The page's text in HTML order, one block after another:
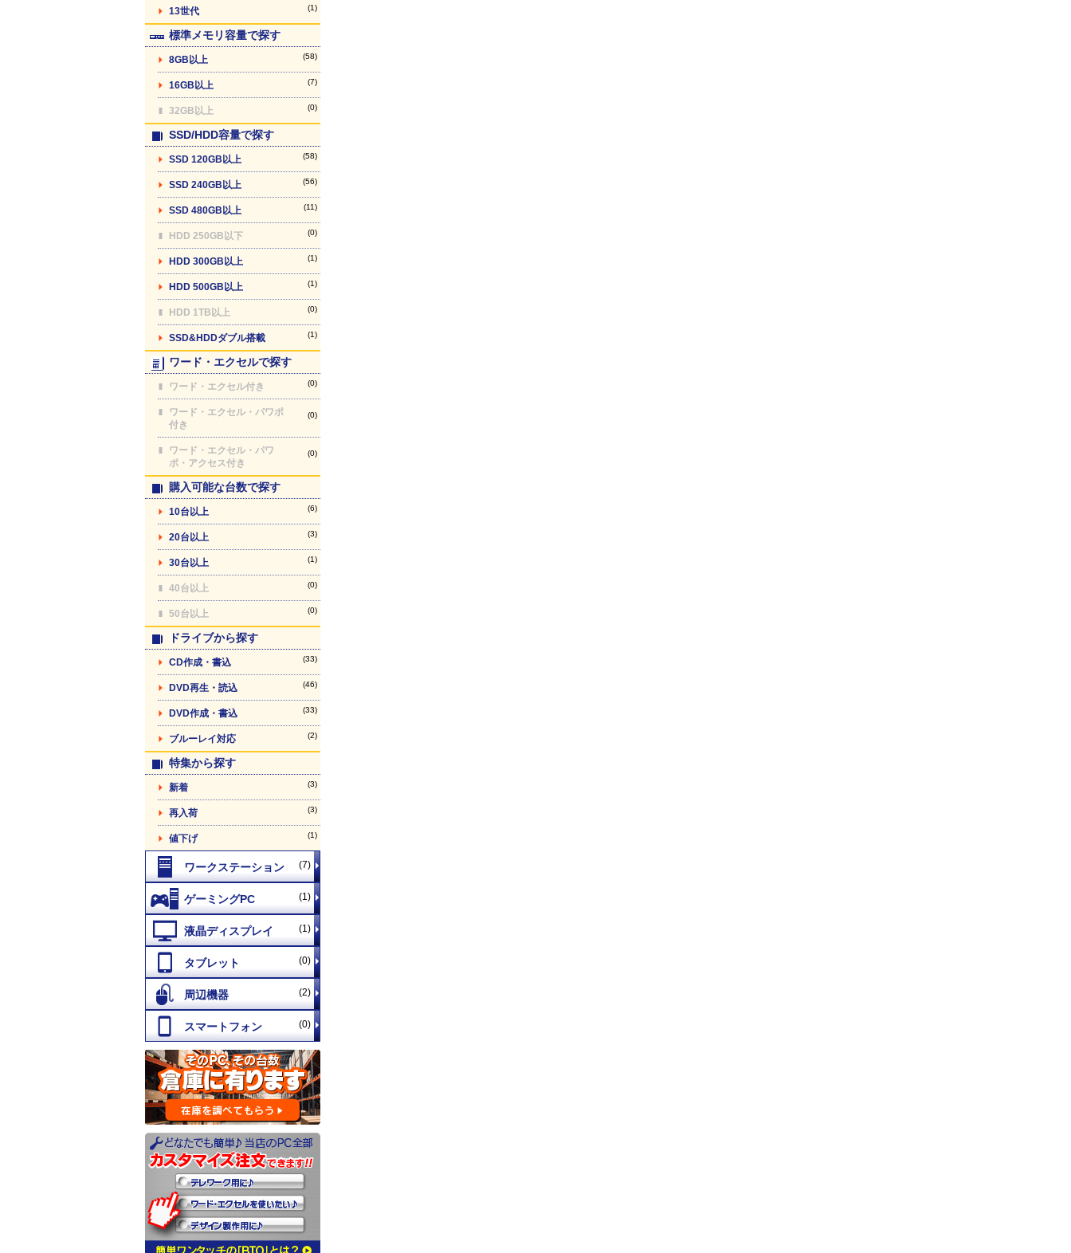
13世代 (1)
標準メモリ容量で探す
8GB以上 (58)
16GB以上 (7)
32GB以上 (0)
SSD/HDD容量で探す
SSD 120GB以上 (58)
SSD 240GB以上 (56)
SSD 480GB以上 (11)
HDD 250GB以下 (0)
HDD 300GB以上 (1)
HDD 500GB以上 (1)
HDD 1TB以上 (0)
SSD&HDDダブル搭載 (1)
ワード・エクセルで探す
ワード・エクセル付き (0)
ワード・エクセル・パワポ
付き
(0)
ワード・エクセル・パワ
ポ・アクセス付き
(0)
購入可能な台数で探す
10台以上 (6)
20台以上 (3)
30台以上 (1)
40台以上 (0)
50台以上 (0)
ドライブから探す
CD作成・書込 (33)
DVD再生・読込 (46)
DVD作成・書込 (33)
ブルーレイ対応 (2)
特集から探す
新着 (3)
再入荷 (3)
値下げ (1)
(7)
(1)
(1)
(0)
(2)
(0)